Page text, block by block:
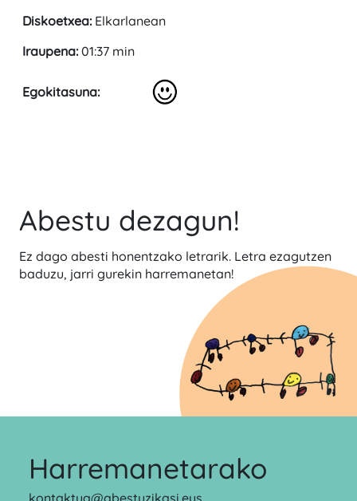
Diskoetxea:Elkarlanean
Iraupena:01:37 min
Egokitasuna:
Abestu dezagun!
Ez dago abesti honentzako letrarik. Letra ezagutzen
baduzu, jarri gurekin harremanetan!
Harremanetarako
kontaktua@abestuzikasi.eus